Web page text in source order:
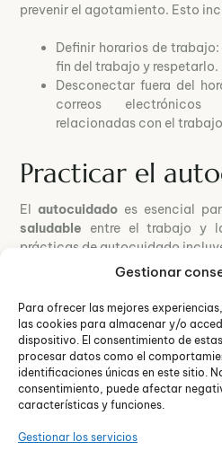
Gestionar
Para ofrecer las mejores
las cookies para almacenar y/o
dispositivo. El consentimiento de
procesar datos como el
identificaciones únicas en este sitio.
consentimiento, puede afectar
características y funciones.
Gestionar los servicios
prevenir el agotamiento. Esto
Definir horarios de
fin del trabajo y respetarlo.
Desconectar fuera del
correos
relacionadas con el
Practicar el
El autocuidado es esencial
saludable entre el trabajo y
prácticas de autocuidado
7-8 horas por noche.
Hacer ejercicio
puede reducir el estrés y
Alimentación
saludable y balanceada
energía.